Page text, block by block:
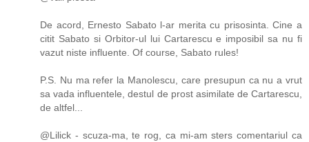
De acord, Ernesto Sabato l-ar merita cu prisosinta. Cine a
citit Sabato si Orbitor-ul lui Cartarescu e imposibil sa nu fi
vazut niste influente. Of course, Sabato rules!
P.S. Nu ma refer la Manolescu, care presupun ca nu a vrut
sa vada influentele, destul de prost asimilate de Cartarescu,
de altfel...
@Lilick - scuza-ma, te rog, ca mi-am sters comentariul ca